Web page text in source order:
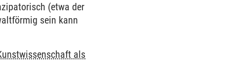
(etwa der
sein kann
als